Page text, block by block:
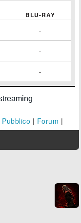
BLU-RAY
-
-
-
Pubblico | Forum |